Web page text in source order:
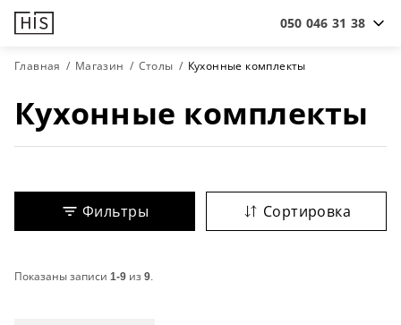
050 046 31 38
Главная Магазин Столы Кухонные комплекты
Кухонные комплекты
Фильтры Сортировка
Показаны записи 1-9 из9.